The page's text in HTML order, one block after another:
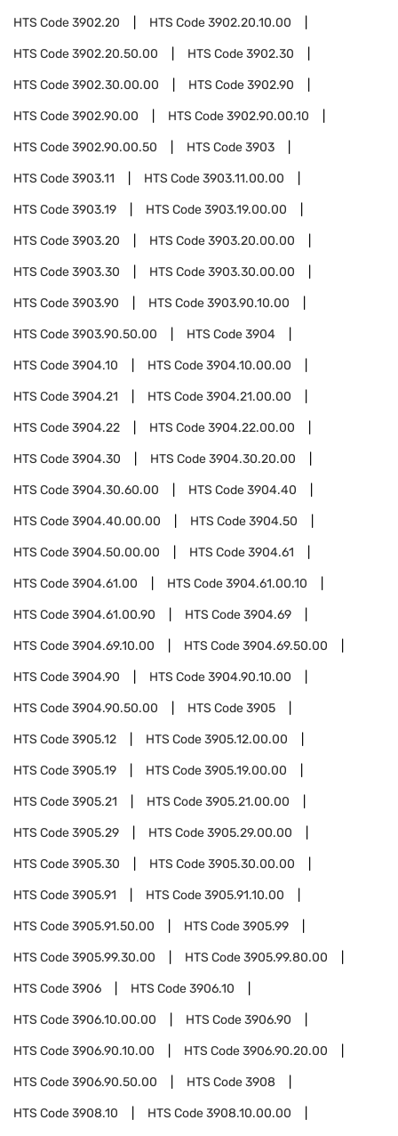
HTS Code3902.20 HTS Code3902.20.10.00
HTS Code3902.20.50.00 HTS Code3902.30
HTS Code3902.30.00.00 HTS Code3902.90
HTS Code3902.90.00 HTS Code3902.90.00.10
HTS Code3902.90.00.50 HTS Code3903
HTS Code3903.11 HTS Code3903.11.00.00
HTS Code3903.19 HTS Code3903.19.00.00
HTS Code3903.20 HTS Code3903.20.00.00
HTS Code3903.30 HTS Code3903.30.00.00
HTS Code3903.90 HTS Code3903.90.10.00
HTS Code3903.90.50.00 HTS Code3904
HTS Code3904.10 HTS Code3904.10.00.00
HTS Code3904.21 HTS Code3904.21.00.00
HTS Code3904.22 HTS Code3904.22.00.00
HTS Code3904.30 HTS Code3904.30.20.00
HTS Code3904.30.60.00 HTS Code3904.40
HTS Code3904.40.00.00 HTS Code3904.50
HTS Code3904.50.00.00 HTS Code3904.61
HTS Code3904.61.00 HTS Code3904.61.00.10
HTS Code3904.61.00.90 HTS Code3904.69
HTS Code3904.69.10.00 HTS Code3904.69.50.00
HTS Code3904.90 HTS Code3904.90.10.00
HTS Code3904.90.50.00 HTS Code3905
HTS Code3905.12 HTS Code3905.12.00.00
HTS Code3905.19 HTS Code3905.19.00.00
HTS Code3905.21 HTS Code3905.21.00.00
HTS Code3905.29 HTS Code3905.29.00.00
HTS Code3905.30 HTS Code3905.30.00.00
HTS Code3905.91 HTS Code3905.91.10.00
HTS Code3905.91.50.00 HTS Code3905.99
HTS Code3905.99.30.00 HTS Code3905.99.80.00
HTS Code3906 HTS Code3906.10
HTS Code3906.10.00.00 HTS Code3906.90
HTS Code3906.90.10.00 HTS Code3906.90.20.00
HTS Code3906.90.50.00 HTS Code3908
HTS Code3908.10 HTS Code3908.10.00.00